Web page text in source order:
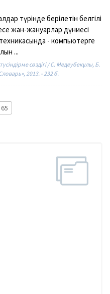
түрінде берілетін белгілі
жан-жануарлар дүниесі
- компьютерге
...
сөздігі / С. Медеубекұлы, Б.
2013. - 232 б.
65